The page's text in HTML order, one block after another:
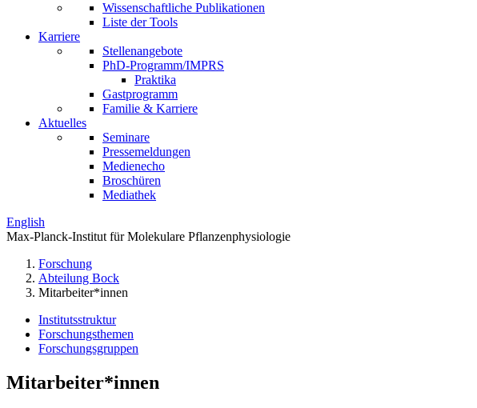
Wissenschaftliche Publikationen
Liste der Tools
Karriere
Stellenangebote
PhD-Programm/IMPRS
Praktika
Gastprogramm
Familie & Karriere
Aktuelles
Seminare
Pressemeldungen
Medienecho
Broschüren
Mediathek
English
Max-Planck-Institut für Molekulare Pflanzenphysiologie
Forschung
Abteilung Bock
Mitarbeiter*innen
Institutsstruktur
Forschungsthemen
Forschungsgruppen
Mitarbeiter*innen